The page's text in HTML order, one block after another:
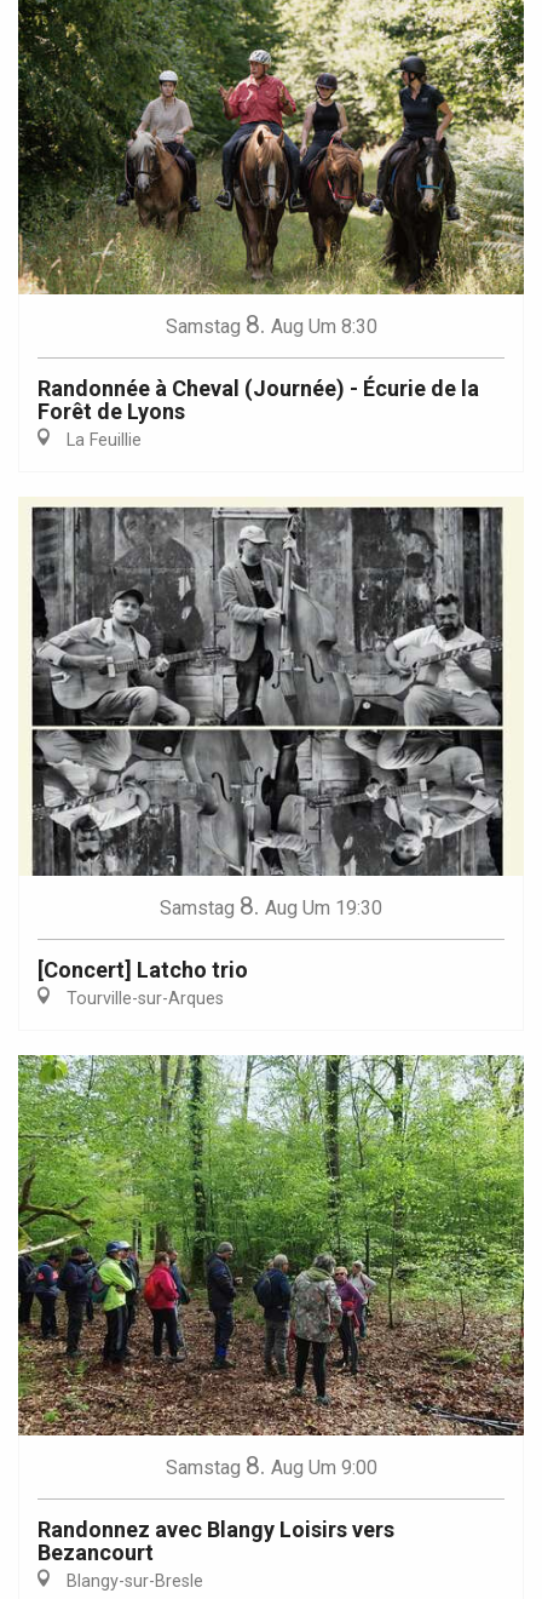
Samstag 8. Aug Um 8:30
Randonnée à Cheval (Journée) - Écurie de la
Forêt de Lyons
La Feuillie
Samstag 8. Aug Um 19:30
[Concert] Latcho trio
Tourville-sur-Arques
Samstag 8. Aug Um 9:00
Randonnez avec Blangy Loisirs vers
Bezancourt
Blangy-sur-Bresle